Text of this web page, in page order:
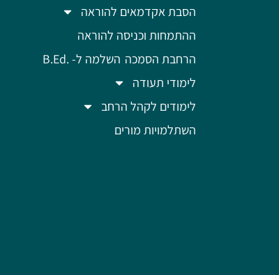
הסבת אקדמאים להוראה
ההתמחות וכניסה להוראה
הרחבת הסמכה השלמה ל- .B.Ed
לימודי תעודה
לימודים לקהל הרחב
השתלמויות מורים